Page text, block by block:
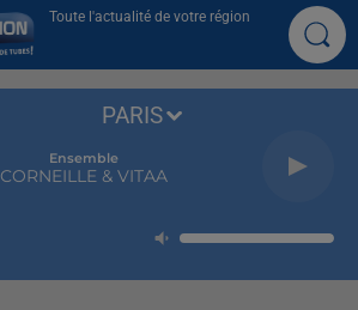
Toute l'actualité de votre région
Ensemble
CORNEILLE & VITAA
PARIS